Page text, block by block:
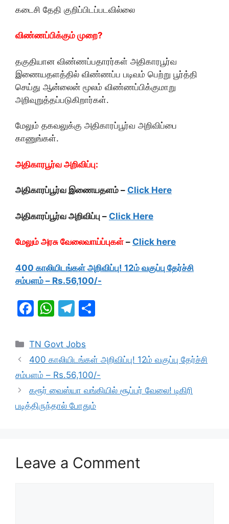
கடைசி தேதி குறிப்பிடப்படவில்லை
விண்ணப்பிக்கும் முறை?
தகுதியான விண்ணப்பதாரர்கள் அதிகாரபூர்வ
இணையதளத்தில் விண்ணப்ப படிவம் பெற்று பூர்த்தி
செய்து ஆன்லைன் மூலம் விண்ணப்பிக்குமாறு
அறிவுறுத்தப்படுகிறார்கள்.
மேலும் தகவலுக்கு அதிகாரப்பூர்வ அறிவிப்பை
காணுங்கள்.
அதிகாரபூர்வ அறிவிப்பு:
அதிகாரப்பூர்வ இணையதளம் – Click Here
அதிகாரப்பூர்வ அறிவிப்பு – Click Here
மேலும் அரசு வேலைவாய்ப்புகள் – Click here
400 காலியிடங்கள் அறிவிப்பு! 12ம் வகுப்பு தேர்ச்சி
சம்பளம் – Rs.56,100/-
F
c
e
b
o
o
W
at
s
A
p
p
T
e
gr
a
m
e
Categories
TN Govt Jobs
400 காலியிடங்கள் அறிவிப்பு! 12ம் வகுப்பு தேர்ச்சி
சம்பளம் – Rs.56,100/-
கரூர் வைஸ்யா வங்கியில் சூப்பர் வேலை! டிகிரி
படித்திருந்தால் போதும்
Leave a Comment